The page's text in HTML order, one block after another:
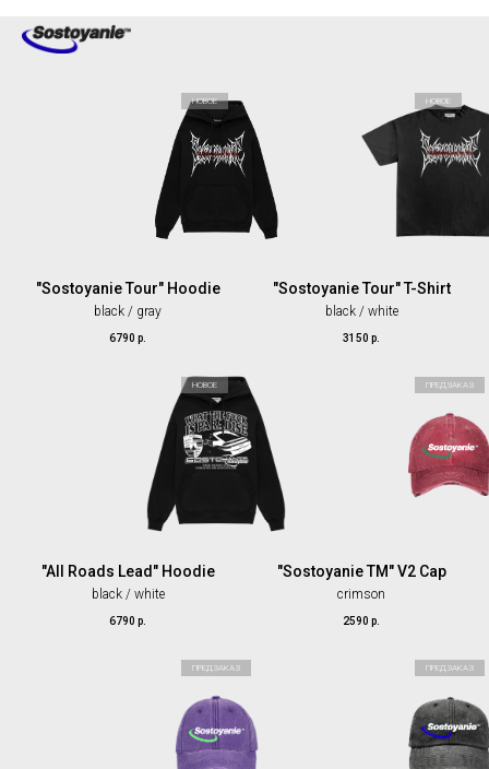
НОВОЕ
"Sostoyanie Tour" Hoodie
black / gray
6790 р.
НОВОЕ
"Sostoyanie Tour" T-Shirt
black / white
3150 р.
НОВОЕ
"All Roads Lead" Hoodie
black / white
6790 р.
ПРЕДЗАКАЗ
"Sostoyanie TM" V2 Cap
crimson
2590 р.
ПРЕДЗАКАЗ ПРЕДЗАКАЗ